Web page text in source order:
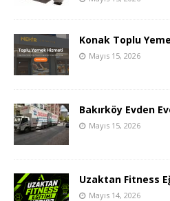
Konak Toplu
Mayıs 15, 2026
Bakırköy Evden
Mayıs 15, 2026
Uzaktan Fitness
Mayıs 14, 2026